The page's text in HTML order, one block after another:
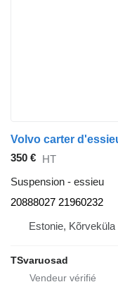
350 € HT
Suspension - essieu
20888027 21960232
Estonie, Kõrveküla
TSvaruosad